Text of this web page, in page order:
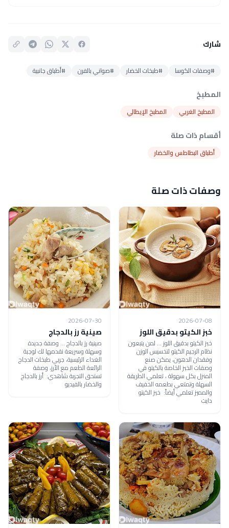
شارك
#وصفات الكوسا #طبخات الخضار #صواني بالفرن #أطباق جانبية
المطبخ
المطبخ الغربي المطبخ الإيطالي
أقسام ذات صلة
أطباق البطاطس والخضار
وصفات ذات صلة
2026-07-08
خبز الكيتو بدقيق اللوز
خبز الكيتو بدقيق اللوز ... لمن يتبعون
نظام الرجيم الكيتو لتخسيس الوزن
وفقدان الدهون، يمكن صنع
وصفات الخبز الخاصة بالكيتو في
المنزل بكل سهولة ، تعلمي الطريقة
السهلة وتمتعي بطعمه الخفيف
والمميز تعلمي أيضاً: خبز الكيتو
دايت
2026-07-30
صينية رز بالدجاج
صينية رز بالدجاج ... وصفة جديدة
وسهلة وسريعة نقدمها لك لوجبة
الغداء الرئيسية، جربي طبخات الدجاج
الرائعة الطعم مع الأرز، وصفة
تستحق التجربة شاهدي: أرز بالدجاج
والخضار بالفيديو